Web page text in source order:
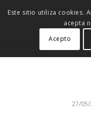
27/
Este sitio utiliza cookies.
acepta
Acepto